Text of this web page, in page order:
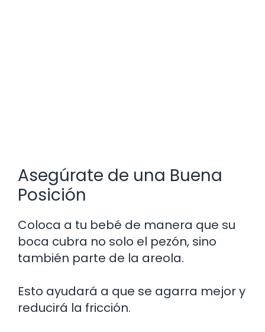
Asegúrate de una Buena
Posición
Coloca a tu bebé de manera que su
boca cubra no solo el pezón, sino
también parte de la areola.
Esto ayudará a que se agarra mejor y
reducirá la fricción.